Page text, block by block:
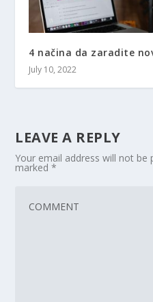
4 načina da zaradite
July 10, 2022
LEAVE A REPLY
Your email address will not be
marked*